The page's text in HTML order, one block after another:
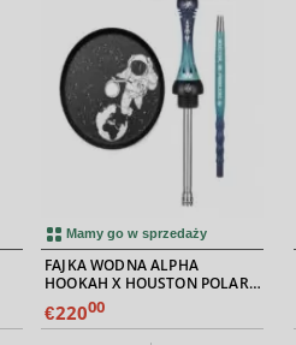
5.00
Mamy go w sprzedaży
FAJKA WODNA ALPHA
HOOKAH X HOUSTON POLAR
NIGHT
€22000